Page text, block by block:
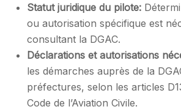
Statut juridique du pilote:
ou autorisation spécifique est
consultant la DGAC.
Déclarations et autorisations
les démarches auprès de la
préfectures, selon les articles
Code de l’Aviation Civile.